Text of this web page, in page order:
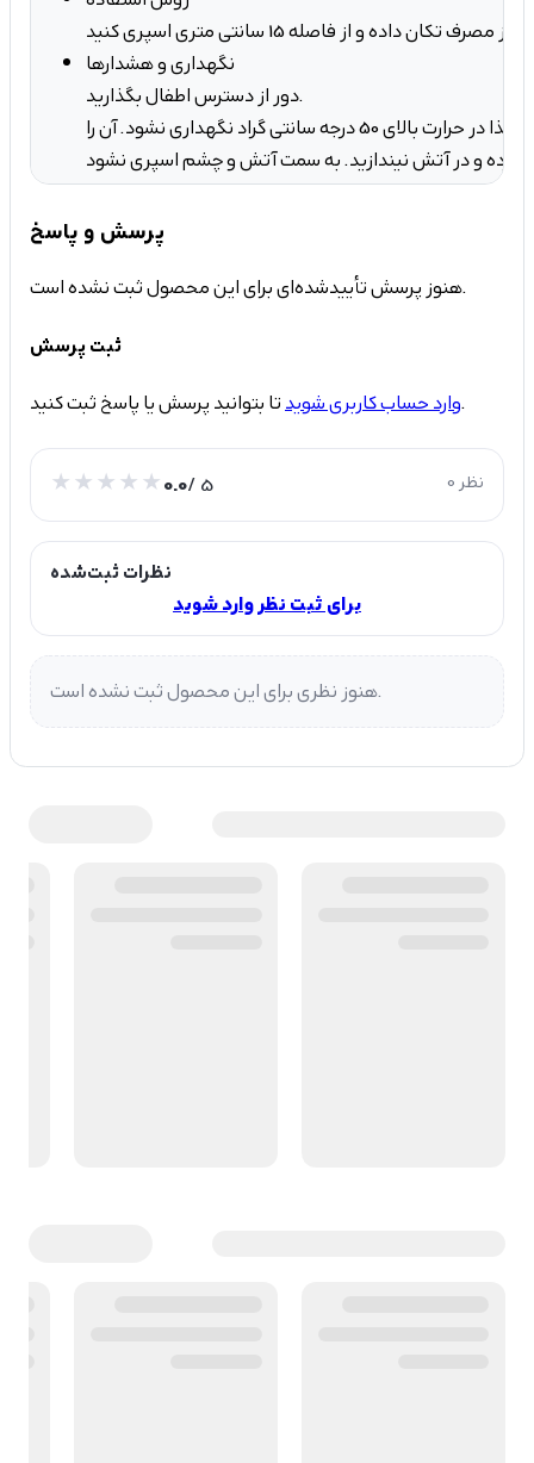
نگهداری و هشدارها
دور از دسترس اطفال بگذارید.
قوطی حاوی فشار است، لذا در حرارت بالای 50 درجه سانتی گراد نگهداری نشود. آن را
پرسش و پاسخ
هنوز پرسش تأییدشده‌ای برای این محصول ثبت نشده است.
ثبت پرسش
وارد حساب کاربری شویدتا بتوانید پرسش یا پاسخ ثبت کنید.
0.0/ 5 0 نظر
نظرات ثبت‌شده
برای ثبت نظر وارد شوید
هنوز نظری برای این محصول ثبت نشده است.